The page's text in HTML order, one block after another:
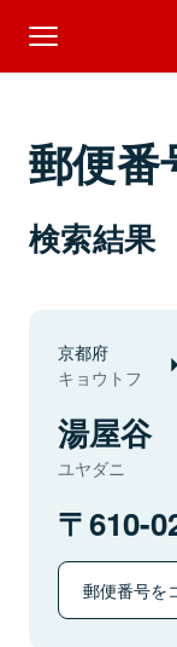
郵便番
検索結果
京都府
キョウトフ
湯屋谷
ユヤダニ
610-
郵便番号を